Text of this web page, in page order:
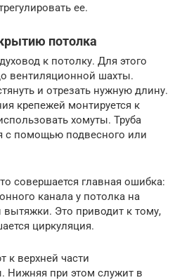
ее.
потолка
к потолку. Для этого
вентиляционной шахты.
и отрезать нужную длину.
крепежей монтируется к
хомуты. Труба
с помощью подвесного или
совершается главная ошибка:
канала у потолка на
Это приводит к тому,
циркуляция.
к верхней части
Нижняя при этом служит в